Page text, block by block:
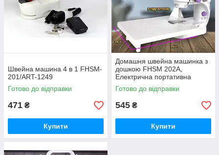
Швейна машина 4 в 1 FHSM-
201/ART-1249
Готово до відправки
471 ₴
Купити
Домашня швейна машинка з
дошкою FHSM 202A,
Електрична портативна
швейна машинка для дому з
педаллю
Готово до відправки
545 ₴
Купити